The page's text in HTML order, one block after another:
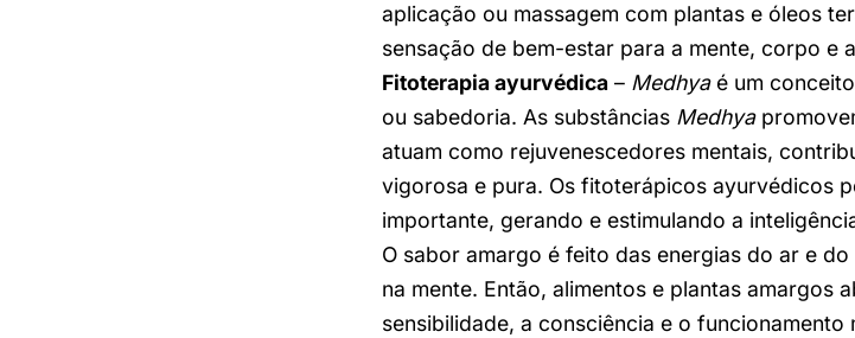
aplicação ou massagem com plantas e óleos
sensação de bem-estar para a mente, corpo e
Fitoterapia ayurvédica – Medhyaé um
ou sabedoria. As substâncias Medhya
atuam como rejuvenescedores mentais,
vigorosa e pura. Os fitoterápicos ayurvédicos
importante, gerando e estimulando a
O sabor amargo é feito das energias do ar e
na mente. Então, alimentos e plantas amargos
sensibilidade, a consciência e o funcionamento